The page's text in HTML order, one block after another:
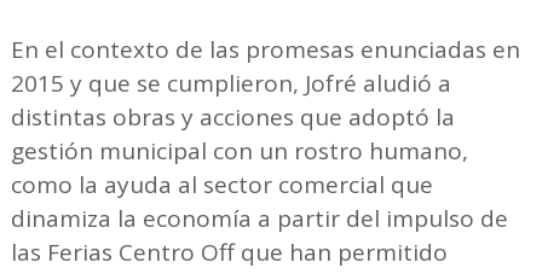
En el contexto de las promesas enunciadas en
2015 y que se cumplieron, Jofré aludió a
distintas obras y acciones que adoptó la
gestión municipal con un rostro humano,
como la ayuda al sector comercial que
dinamiza la economía a partir del impulso de
las Ferias Centro Off que han permitido